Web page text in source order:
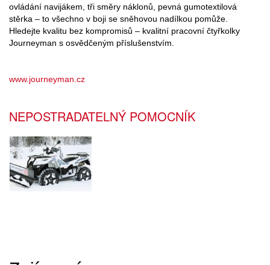
ovládání navijákem, tři směry náklonů, pevná gumotextilová
stěrka – to všechno v boji se sněhovou nadílkou pomůže.
Hledejte kvalitu bez kompromisů – kvalitní pracovní čtyřkolky
Journeyman s osvědčeným příslušenstvím.
www.journeyman.cz
NEPOSTRADATELNÝ POMOCNÍK